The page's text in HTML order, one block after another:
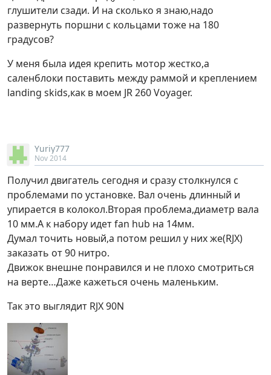
глушители сзади. И на сколько я знаю,надо
развернуть поршни с кольцами тоже на 180
градусов?
У меня была идея крепить мотор жестко,а
саленблоки поставить между раммой и креплением
landing skids,как в моем JR 260 Voyager.
Yuriy777
Nov 2014
Получил двигатель сегодня и сразу столкнулся с
проблемами по установке. Вал очень длинный и
упирается в колокол.Вторая проблема,диаметр вала
10 мм.А к набору идет fan hub на 14мм.
Думал точить новый,а потом решил у них же(RJX)
заказать от 90 нитро.
Движок внешне понравился и не плохо смотриться
на верте…Даже кажеться очень маленьким.
Так это выглядит RJX 90N